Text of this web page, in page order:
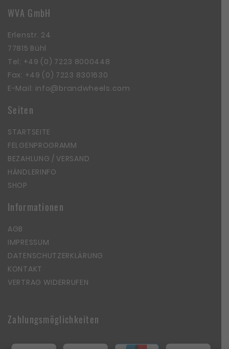
WVA GmbH
Erlenstr. 24
77815 Bühl
Tel: +49 (0) 7223 8000448
Fax: +49 (0) 7223 8301630
E-Mail: info@brandwheels.com
Seiten
STARTSEITE
FELGENPROGRAMM
BEZAHLUNG / VERSAND
HÄNDLERINFO
SHOP
Informationen
AGB
IMPRESSUM
DATENSCHUTZERKLÄRUNG
KONTAKT
VERTRAG WIDERRUFEN
Zahlungsmöglichkeiten